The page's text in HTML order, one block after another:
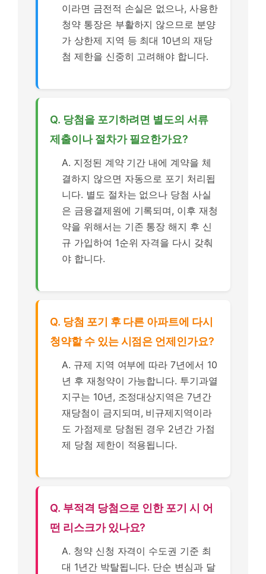
이라면 금전적 손실은 없으나, 사용한
청약 통장은 부활하지 않으므로 분양
가 상한제 지역 등 최대 10년의 재당
첨 제한을 신중히 고려해야 합니다.
Q. 당첨을 포기하려면 별도의 서류
제출이나 절차가 필요한가요?
A. 지정된 계약 기간 내에 계약을 체
결하지 않으면 자동으로 포기 처리됩
니다. 별도 절차는 없으나 당첨 사실
은 금융결제원에 기록되며, 이후 재청
약을 위해서는 기존 통장 해지 후 신
규 가입하여 1순위 자격을 다시 갖춰
야 합니다.
Q. 당첨 포기 후 다른 아파트에 다시
청약할 수 있는 시점은 언제인가요?
A. 규제 지역 여부에 따라 7년에서 10
년 후 재청약이 가능합니다. 투기과열
지구는 10년, 조정대상지역은 7년간
재당첨이 금지되며, 비규제지역이라
도 가점제로 당첨된 경우 2년간 가점
제 당첨 제한이 적용됩니다.
Q. 부적격 당첨으로 인한 포기 시 어
떤 리스크가 있나요?
A. 청약 신청 자격이 수도권 기준 최
대 1년간 박탈됩니다. 단순 변심과 달